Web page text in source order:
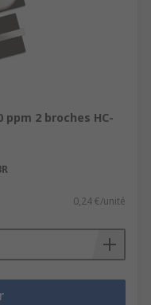
ppm 2 broches HC-
0,24 €/unité